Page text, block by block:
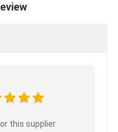
this supplier